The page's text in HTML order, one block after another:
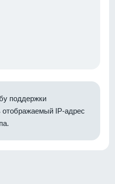
поддержки
отображаемый IP-адрес